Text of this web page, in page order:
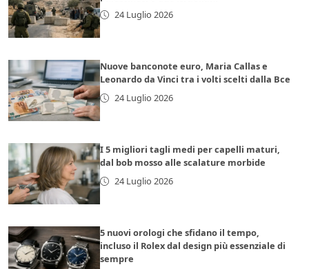
24 Luglio 2026
Nuove banconote euro, Maria Callas e
Leonardo da Vinci tra i volti scelti dalla Bce
24 Luglio 2026
I 5 migliori tagli medi per capelli maturi,
dal bob mosso alle scalature morbide
24 Luglio 2026
5 nuovi orologi che sfidano il tempo,
incluso il Rolex dal design più essenziale di
sempre